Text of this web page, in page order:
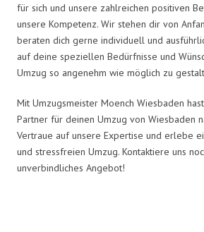
für sich und unsere zahlreichen positiven
unsere Kompetenz. Wir stehen dir von
beraten dich gerne individuell und
auf deine speziellen Bedürfnisse und
Umzug so angenehm wie möglich zu
Mit Umzugsmeister Moench Wiesbaden
Partner für deinen Umzug von Wiesbaden
Vertraue auf unsere Expertise und erlebe
und stressfreien Umzug. Kontaktiere uns
unverbindliches Angebot!